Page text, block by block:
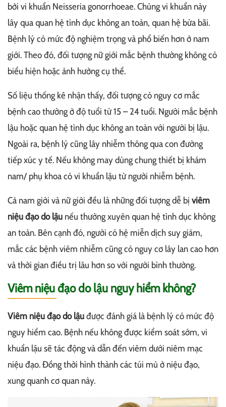
bởi vi khuẩn Neisseria gonorrhoeae. Chủng vi khuẩn này
lây qua quan hệ tình dục không an toàn, quan hệ bừa bãi.
Bệnh lý có mức độ nghiệm trọng và phổ biến hơn ở nam
giới. Theo đó, đối tượng nữ giới mắc bệnh thường không có
biểu hiện hoặc ảnh hưởng cụ thể.
Số liệu thống kê nhận thấy, đối tượng có nguy cơ mắc
bệnh cao thường ở độ tuổi từ 15 – 24 tuổi. Người mắc bệnh
lậu hoặc quan hệ tình dục không an toàn với người bị lậu.
Ngoài ra, bệnh lý cũng lây nhiễm thông qua con đường
tiếp xúc y tế. Nếu không may dùng chung thiết bị khám
nam/ phụ khoa có vi khuẩn lậu từ người nhiễm bệnh.
Cả nam giới và nữ giới đều là những đối tượng dễ bị viêm
niệu đạo do lậu nếu thường xuyên quan hệ tình dục không
an toàn. Bên cạnh đó, người có hệ miễn dịch suy giảm,
mắc các bệnh viêm nhiễm cũng có nguy cơ lây lan cao hơn
và thời gian điều trị lâu hơn so với người bình thường.
Viêm niệu đạo do lậu nguy hiểm không?
Viêm niệu đạo do lậuđược đánh giá là bệnh lý có mức độ
nguy hiểm cao. Bệnh nếu không được kiểm soát sớm, vi
khuẩn lậu sẽ tác động và dẫn đến viêm dưới niêm mạc
niệu đạo. Đồng thời hình thành các túi mủ ở niệu đạo,
xung quanh cơ quan này.